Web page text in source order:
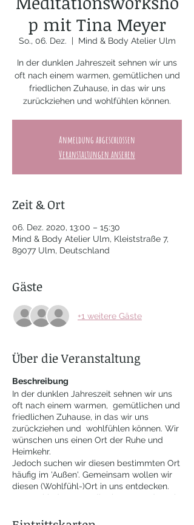
p mit Tina Meyer
So., 06. Dez.
  |
Mind & Body Atelier Ulm
In der dunklen Jahreszeit sehnen wir uns
oft nach einem warmen, gemütlichen und
friedlichen Zuhause, in das wir uns
zurückziehen und wohlfühlen können.
Anmeldung abgeschlossen
Veranstaltungen ansehen
Zeit & Ort
06. Dez. 2020, 13:00 – 15:30
Mind & Body Atelier Ulm, Kleiststraße 7,
89077 Ulm, Deutschland
Gäste
+1 weitere Gäste
Über die Veranstaltung
Beschreibung
In der dunklen Jahreszeit sehnen wir uns
oft nach einem warmen, gemütlichen und
friedlichen Zuhause, in das wir uns
zurückziehen und wohlfühlen können. Wir
wünschen uns einen Ort der Ruhe und
Heimkehr.
Jedoch suchen wir diesen bestimmten Ort
häufig im 'Außen'. Gemeinsam wollen wir
diesen (Wohlfühl-)Ort in uns entdecken.
In verschiedenen Meditationen werden wir
Licht und unsere Liebe aufleuchten zu